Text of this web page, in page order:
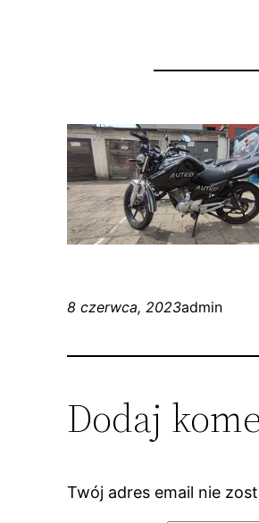
8 czerwca, 2023admin
Dodaj
Twój adres email nie